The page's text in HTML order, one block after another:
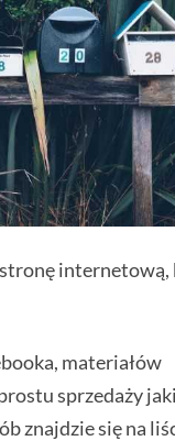
internetową,
materiałów
sprzedaży
znajdzie się na